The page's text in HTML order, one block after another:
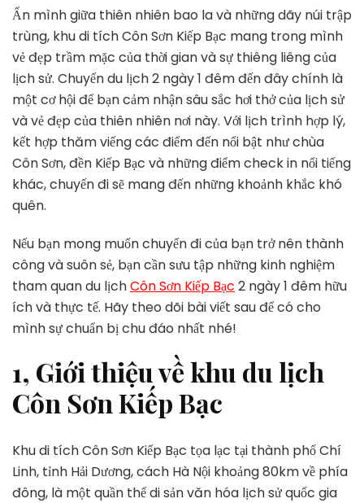
Tham
Du
Lịch
Côn
Sơn
Kiếp
Bạc
2
Ngày
1
Ẩn mình giữa thiên nhiên bao la và những dãy núi trập
trùng, khu di tích Côn Sơn Kiếp Bạc mang trong mình
vẻ đẹp trầm mặc của thời gian và sự thiêng liêng của
lịch sử. Chuyến du lịch 2 ngày 1 đêm đến đây chính là
một cơ hội để bạn cảm nhận sâu sắc hơi thở của lịch sử
và vẻ đẹp của thiên nhiên nơi này. Với lịch trình hợp lý,
kết hợp thăm viếng các điểm đến nổi bật như chùa
Côn Sơn, đền Kiếp Bạc và những điểm check in nổi tiếng
khác, chuyến đi sẽ mang đến những khoảnh khắc khó
quên.
Nếu bạn mong muốn chuyến đi của bạn trở nên thành
công và suôn sẻ, bạn cần sưu tập những kinh nghiệm
tham quan du lịchCôn Sơn Kiếp Bạc 2 ngày 1 đêm hữu
ích và thực tế. Hãy theo dõi bài viết sau để có cho
mình sự chuẩn bị chu đáo nhất nhé!
1, Giới thiệu về khu du lịch
Côn Sơn Kiếp Bạc
Khu di tích Côn Sơn Kiếp Bạc tọa lạc tại thành phố Chí
Linh, tỉnh Hải Dương, cách Hà Nội khoảng 80km về phía
đông, là một quần thể di sản văn hóa lịch sử quốc gia